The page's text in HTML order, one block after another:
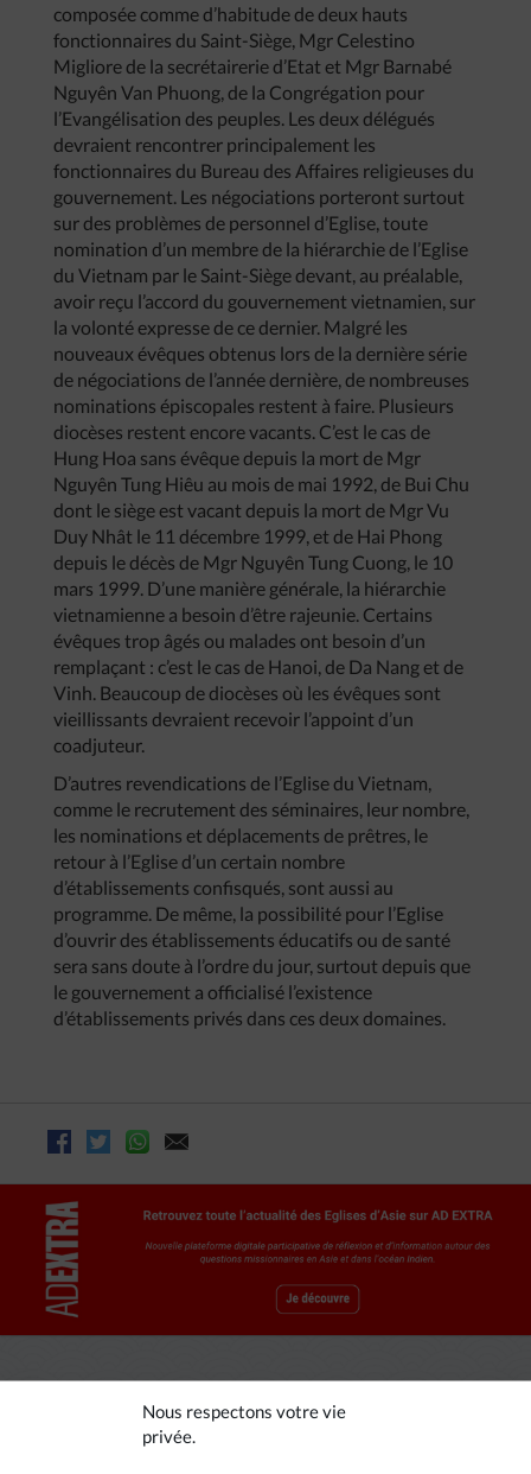
Nous respectons votre vie
privée.
composée comme d’habitude de deux hauts
fonctionnaires du Saint-Siège, Mgr Celestino
Migliore de la secrétairerie d’Etat et Mgr Barnabé
Nguyên Van Phuong, de la Congrégation pour
l’Evangélisation des peuples. Les deux délégués
devraient rencontrer principalement les
fonctionnaires du Bureau des Affaires religieuses du
gouvernement. Les négociations porteront surtout
sur des problèmes de personnel d’Eglise, toute
nomination d’un membre de la hiérarchie de l’Eglise
du Vietnam par le Saint-Siège devant, au préalable,
avoir reçu l’accord du gouvernement vietnamien, sur
la volonté expresse de ce dernier. Malgré les
nouveaux évêques obtenus lors de la dernière série
de négociations de l’année dernière, de nombreuses
nominations épiscopales restent à faire. Plusieurs
diocèses restent encore vacants. C’est le cas de
Hung Hoa sans évêque depuis la mort de Mgr
Nguyên Tung Hiêu au mois de mai 1992, de Bui Chu
dont le siège est vacant depuis la mort de Mgr Vu
Duy Nhât le 11 décembre 1999, et de Hai Phong
depuis le décès de Mgr Nguyên Tung Cuong, le 10
mars 1999. D’une manière générale, la hiérarchie
vietnamienne a besoin d’être rajeunie. Certains
évêques trop âgés ou malades ont besoin d’un
remplaçant : c’est le cas de Hanoi, de Da Nang et de
Vinh. Beaucoup de diocèses où les évêques sont
vieillissants devraient recevoir l’appoint d’un
coadjuteur.
D’autres revendications de l’Eglise du Vietnam,
comme le recrutement des séminaires, leur nombre,
les nominations et déplacements de prêtres, le
retour à l’Eglise d’un certain nombre
d’établissements confisqués, sont aussi au
programme. De même, la possibilité pour l’Eglise
d’ouvrir des établissements éducatifs ou de santé
sera sans doute à l’ordre du jour, surtout depuis que
le gouvernement a officialisé l’existence
d’établissements privés dans ces deux domaines.
A LIRE AUSSI